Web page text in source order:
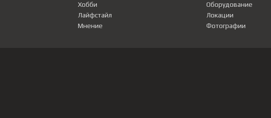
Хобби
Лайфстайл
Мнение
Оборудование
Локации
Фотографии